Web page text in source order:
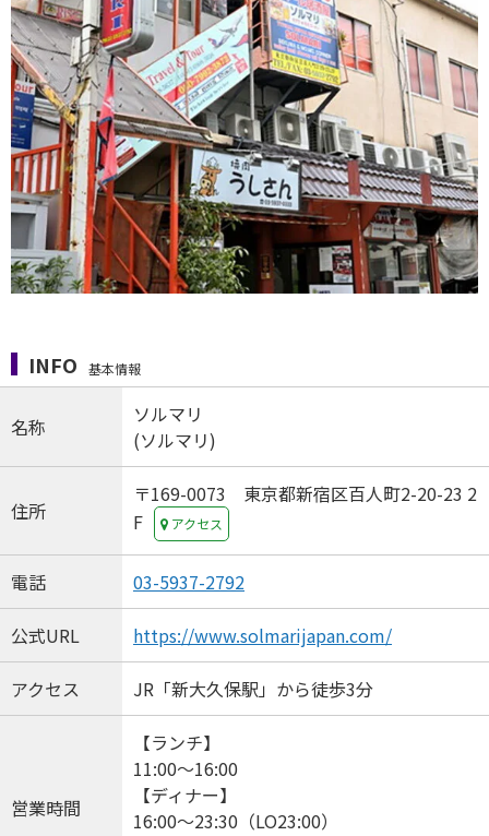
INFO 基本情報
名称
ソルマリ
(ソルマリ)
住所
〒169-0073 東京都新宿区百人町2-20-23 2
F
アクセス
電話 03-5937-2792
公式URL https://www.solmarijapan.com/
アクセス JR「新大久保駅」から徒歩3分
営業時間
【ランチ】
11:00～16:00
【ディナー】
16:00～23:30（LO23:00）